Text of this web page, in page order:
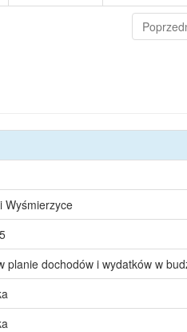
Wyśmierzyce
planie dochodów i wydatków w